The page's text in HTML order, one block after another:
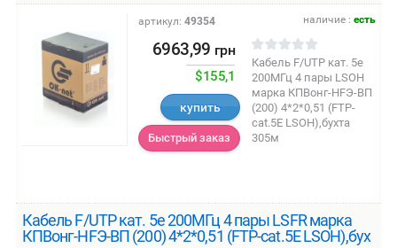
наличие :есть
артикул: 49354
6963,99 грн
$155,1
купить
Быстрый заказ
Кабель F/UTP кат. 5е
200МГц 4 пары LSОH
марка КПВонг-HFЭ-ВП
(200) 4*2*0,51 (FTP-
cat.5E LSOH),бухта
305м
Кабель F/UTP кат. 5е 200МГц 4 пары LSFR марка
КПВонг-HFЭ-ВП (200) 4*2*0,51 (FTP-cat.5E LSOH),бух